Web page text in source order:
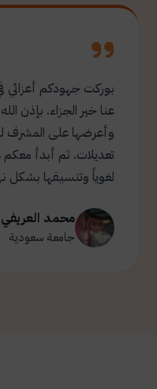
بوركت جهودكم أعزائي
عنا خير
وأعرضها على المشرف
تعديلات. ثم أبدأ
لغوياً وتنسيقها بشكل
محمد العريفي
جامعة سعودية